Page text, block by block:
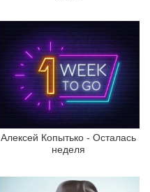
Алексей Копытько - Осталась
неделя